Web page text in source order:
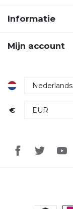
Informatie
Mijn account
€